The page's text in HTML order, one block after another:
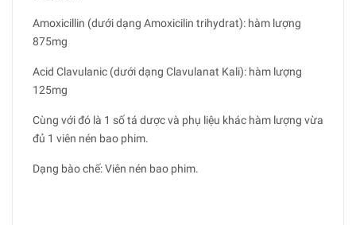
Amoxicillin (dưới dạng Amoxicilin trihydrat): hàm lượng
875mg
Acid Clavulanic (dưới dạng Clavulanat Kali): hàm lượng
125mg
Cùng với đó là 1 số tá dược và phụ liệu khác hàm lượng vừa
đủ 1 viên nén bao phim.
Dạng bào chế: Viên nén bao phim.